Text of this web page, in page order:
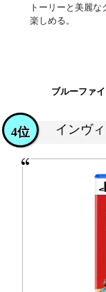
トーリーと美麗
楽しめる。
ブルーファ
インヴ
4位